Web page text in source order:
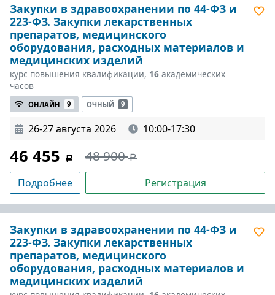
Закупки в здравоохранении по 44-ФЗ и
223-ФЗ. Закупки лекарственных
препаратов, медицинского
оборудования, расходных материалов и
медицинских изделий
курс повышения квалификации, 16 академических
часов
ОНЛАЙН 9 ОЧНЫЙ 9
26-27 августа 2026 10:00-17:30
46 455 48 900
Подробнее Регистрация
Закупки в здравоохранении по 44-ФЗ и
223-ФЗ. Закупки лекарственных
препаратов, медицинского
оборудования, расходных материалов и
медицинских изделий